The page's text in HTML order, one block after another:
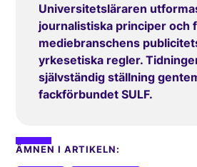
Universitetsläraren
journalistiska principer och
mediebranschens
yrkesetiska regler.
självständig ställning
fackförbundet SULF.
ÄMNEN I ARTIKELN: